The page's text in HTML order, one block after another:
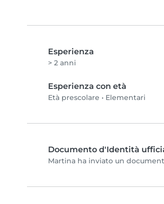
Esperienza
> 2 anni
Esperienza con età
Età prescolare • Elementari
Documento d'Identità
Martina ha inviato un